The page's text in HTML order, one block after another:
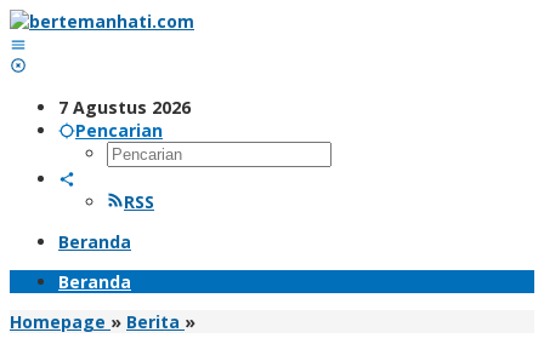
Lewati
ke
konten
7 Agustus 2026
Pencarian
RSS
Beranda
Beranda
Homepage » Berita »Tim